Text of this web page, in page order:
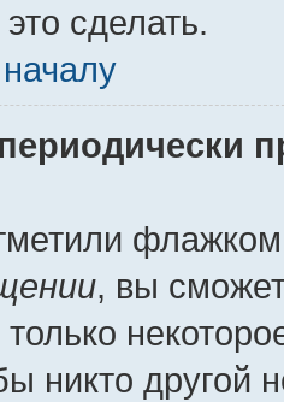
сделать.
, вы
никто другой